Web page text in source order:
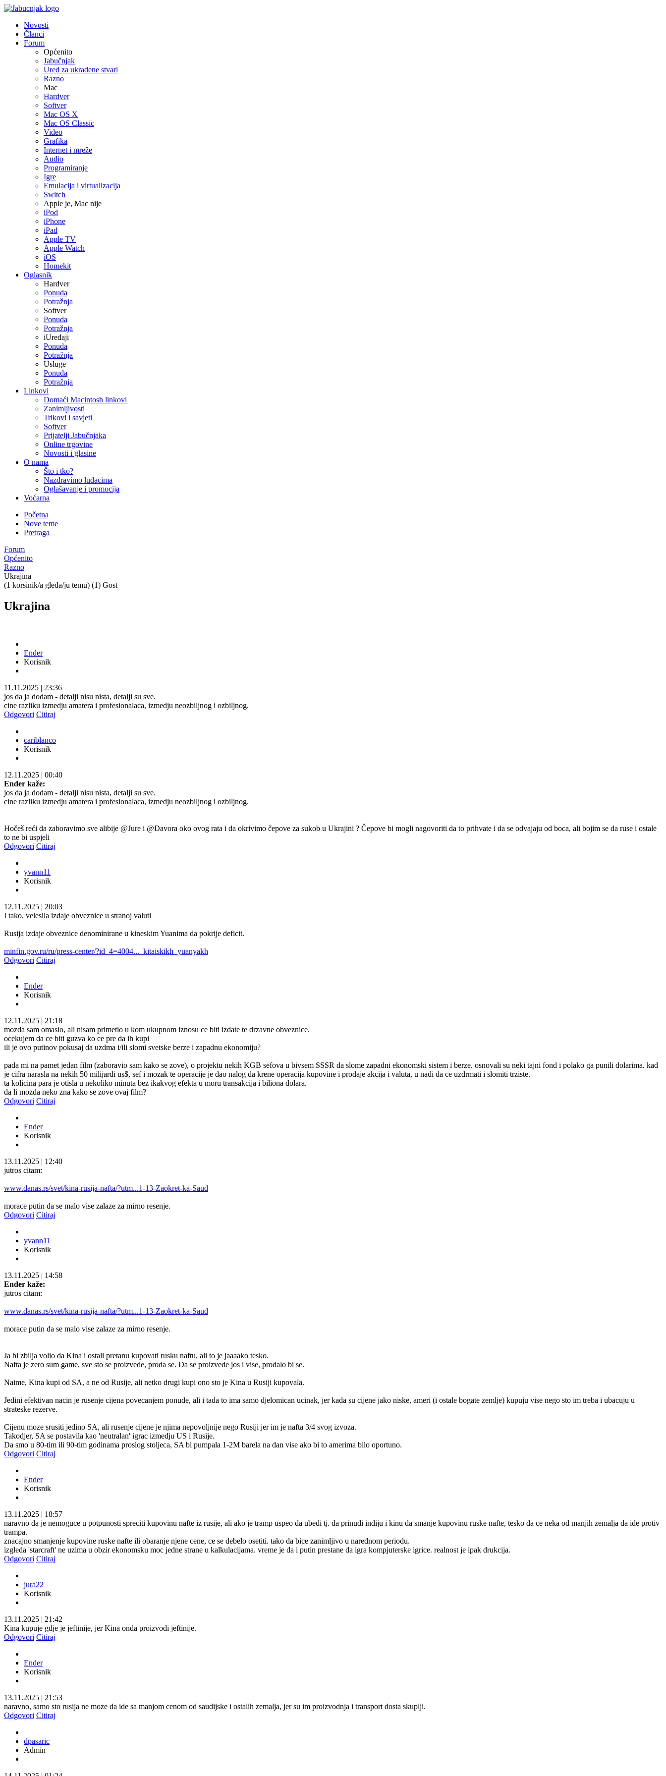
Novosti
Članci
Forum
Općenito
Jabučnjak
Ured za ukradene stvari
Razno
Mac
Hardver
Softver
Mac OS X
Mac OS Classic
Video
Grafika
Internet i mreže
Audio
Programiranje
Igre
Emulacija i virtualizacija
Switch
Apple je, Mac nije
iPod
iPhone
iPad
Apple TV
Apple Watch
iOS
Homekit
Oglasnik
Hardver
Ponuda
Potražnja
Softver
Ponuda
Potražnja
iUređaji
Ponuda
Potražnja
Usluge
Ponuda
Potražnja
Linkovi
Domaći Macintosh linkovi
Zanimljivosti
Trikovi i savjeti
Softver
Prijatelji Jabučnjaka
Online trgovine
Novosti i glasine
O nama
Što i tko?
Nazdravimo luđacima
Oglašavanje i promocija
Voćarna
Početna
Nove teme
Pretraga
Forum
Općenito
Razno
Ukrajina
(1 korsinik/a gleda/ju temu) (1) Gost
Ukrajina
Ender
Korisnik
11.11.2025 | 23:36
jos da ja dodam - detalji nisu nista, detalji su sve.
cine razliku izmedju amatera i profesionalaca, izmedju neozbiljnog i ozbiljnog.
Odgovori Citiraj
cariblanco
Korisnik
12.11.2025 | 00:40
Ender kaže:
jos da ja dodam - detalji nisu nista, detalji su sve.
cine razliku izmedju amatera i profesionalaca, izmedju neozbiljnog i ozbiljnog.
Hočeš reći da zaboravimo sve alibije @Jure i @Davora oko ovog rata i da okrivimo čepove za sukob u Ukrajini ? Čepove bi mogli nagovoriti da to prihvate i da se odvajaju od boca, ali bojim se da ruse i ostale
to ne bi uspjeli
Odgovori Citiraj
yvann11
Korisnik
12.11.2025 | 20:03
I tako, velesila izdaje obveznice u stranoj valuti
Rusija izdaje obveznice denominirane u kineskim Yuanima da pokrije deficit.
minfin.gov.ru/ru/press-center/?id_4=4004..._kitaiskikh_yuanyakh
Odgovori Citiraj
Ender
Korisnik
12.11.2025 | 21:18
mozda sam omasio, ali nisam primetio u kom ukupnom iznosu ce biti izdate te drzavne obveznice.
ocekujem da ce biti guzva ko ce pre da ih kupi
ili je ovo putinov pokusaj da uzdma i/ili slomi svetske berze i zapadnu ekonomiju?
pada mi na pamet jedan film (zaboravio sam kako se zove), o projektu nekih KGB sefova u bivsem SSSR da slome zapadni ekonomski sistem i berze. osnovali su neki tajni fond i polako ga punili dolarima. kad
je cifra narasla na nekih 50 milijardi us$, sef i mozak te operacije je dao nalog da krene operacija kupovine i prodaje akcija i valuta, u nadi da ce uzdrmati i slomiti trziste.
ta kolicina para je otisla u nekoliko minuta bez ikakvog efekta u moru transakcija i biliona dolara.
da li mozda neko zna kako se zove ovaj film?
Odgovori Citiraj
Ender
Korisnik
13.11.2025 | 12:40
jutros citam:
www.danas.rs/svet/kina-rusija-nafta/?utm...1-13-Zaokret-ka-Saud
morace putin da se malo vise zalaze za mirno resenje.
Odgovori Citiraj
yvann11
Korisnik
13.11.2025 | 14:58
Ender kaže:
jutros citam:
www.danas.rs/svet/kina-rusija-nafta/?utm...1-13-Zaokret-ka-Saud
morace putin da se malo vise zalaze za mirno resenje.
Ja bi zbilja volio da Kina i ostali pretanu kupovati rusku naftu, ali to je jaaaako tesko.
Nafta je zero sum game, sve sto se proizvede, proda se. Da se proizvede jos i vise, prodalo bi se.
Naime, Kina kupi od SA, a ne od Rusije, ali netko drugi kupi ono sto je Kina u Rusiji kupovala.
Jedini efektivan nacin je rusenje cijena povecanjem ponude, ali i tada to ima samo djelomican ucinak, jer kada su cijene jako niske, ameri (i ostale bogate zemlje) kupuju vise nego sto im treba i ubacuju u
strateske rezerve.
Cijenu moze srusiti jedino SA, ali rusenje cijene je njima nepovoljnije nego Rusiji jer im je nafta 3/4 svog izvoza.
Takodjer, SA se postavila kao 'neutralan' igrac izmedju US i Rusije.
Da smo u 80-tim ili 90-tim godinama proslog stoljeca, SA bi pumpala 1-2M barela na dan vise ako bi to amerima bilo oportuno.
Odgovori Citiraj
Ender
Korisnik
13.11.2025 | 18:57
naravno da je nemoguce u potpunosti spreciti kupovinu nafte iz rusije, ali ako je tramp uspeo da ubedi tj. da prinudi indiju i kinu da smanje kupovinu ruske nafte, tesko da ce neka od manjih zemalja da ide protiv
trampa.
znacajno smanjenje kupovine ruske nafte ili obaranje njene cene, ce se debelo osetiti. tako da bice zanimljivo u narednom periodu.
izgleda 'starcraft' ne uzima u obzir ekonomsku moc jedne strane u kalkulacijama. vreme je da i putin prestane da igra kompjuterske igrice. realnost je ipak drukcija.
Odgovori Citiraj
jura22
Korisnik
13.11.2025 | 21:42
Kina kupuje gdje je jeftinije, jer Kina onda proizvodi jeftinije.
Odgovori Citiraj
Ender
Korisnik
13.11.2025 | 21:53
naravno, samo sto rusija ne moze da ide sa manjom cenom od saudijske i ostalih zemalja, jer su im proizvodnja i transport dosta skuplji.
Odgovori Citiraj
dpasaric
Admin